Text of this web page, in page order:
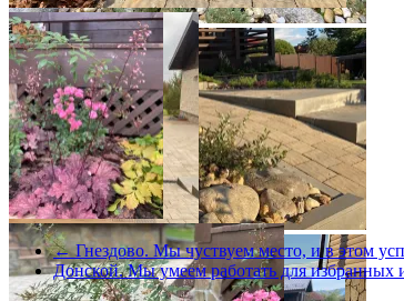
←Гнездово. Мы чуствуем место, и в этом
Донской. Мы умеем работать для избранных